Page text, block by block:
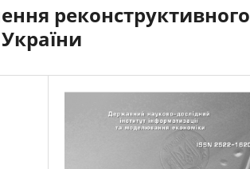
реконструктивного